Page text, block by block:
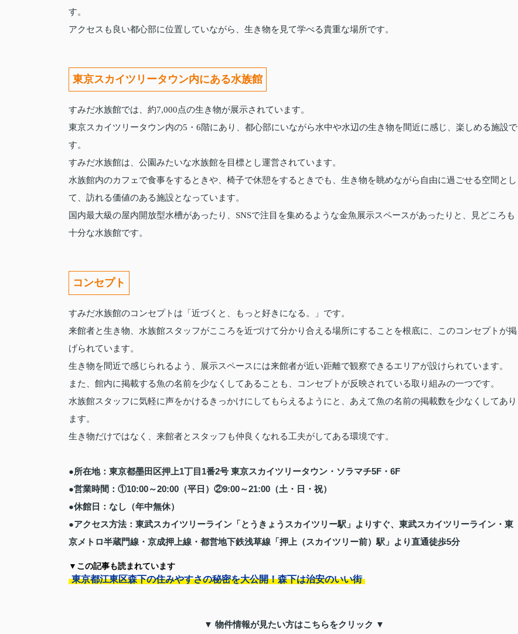
す。
アクセスも良い都心部に位置していながら、生き物を見て学べる貴重な場所です。
東京スカイツリータウン内にある水族館
すみだ水族館では、約7,000点の生き物が展示されています。
東京スカイツリータウン内の5・6階にあり、都心部にいながら水中や水辺の生き物を間近に感じ、楽しめる施設で
す。
すみだ水族館は、公園みたいな水族館を目標とし運営されています。
水族館内のカフェで食事をするときや、椅子で休憩をするときでも、生き物を眺めながら自由に過ごせる空間とし
て、訪れる価値のある施設となっています。
国内最大級の屋内開放型水槽があったり、SNSで注目を集めるような金魚展示スペースがあったりと、見どころも
十分な水族館です。
コンセプト
すみだ水族館のコンセプトは「近づくと、もっと好きになる。」です。
来館者と生き物、水族館スタッフがこころを近づけて分かり合える場所にすることを根底に、このコンセプトが掲
げられています。
生き物を間近で感じられるよう、展示スペースには来館者が近い距離で観察できるエリアが設けられています。
また、館内に掲載する魚の名前を少なくしてあることも、コンセプトが反映されている取り組みの一つです。
水族館スタッフに気軽に声をかけるきっかけにしてもらえるようにと、あえて魚の名前の掲載数を少なくしてあり
ます。
生き物だけではなく、来館者とスタッフも仲良くなれる工夫がしてある環境です。
●所在地：東京都墨田区押上1丁目1番2号 東京スカイツリータウン・ソラマチ5F・6F
●営業時間：①10:00～20:00（平日）②9:00～21:00（土・日・祝）
●休館日：なし（年中無休）
●アクセス方法：東武スカイツリーライン「とうきょうスカイツリー駅」よりすぐ、東武スカイツリーライン・東
京メトロ半蔵門線・京成押上線・都営地下鉄浅草線「押上（スカイツリー前）駅」より直通徒歩5分
▼この記事も読まれています
東京都江東区森下の住みやすさの秘密を大公開！森下は治安のいい街
▼ 物件情報が見たい方はこちらをクリック ▼